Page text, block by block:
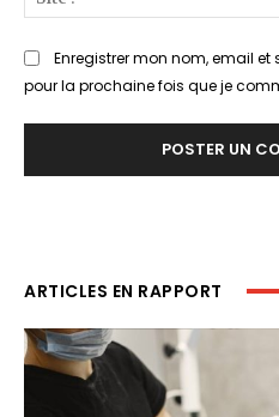
Enregistrer mon nom, email
pour la prochaine fois que je
ARTICLES EN RAPPORT